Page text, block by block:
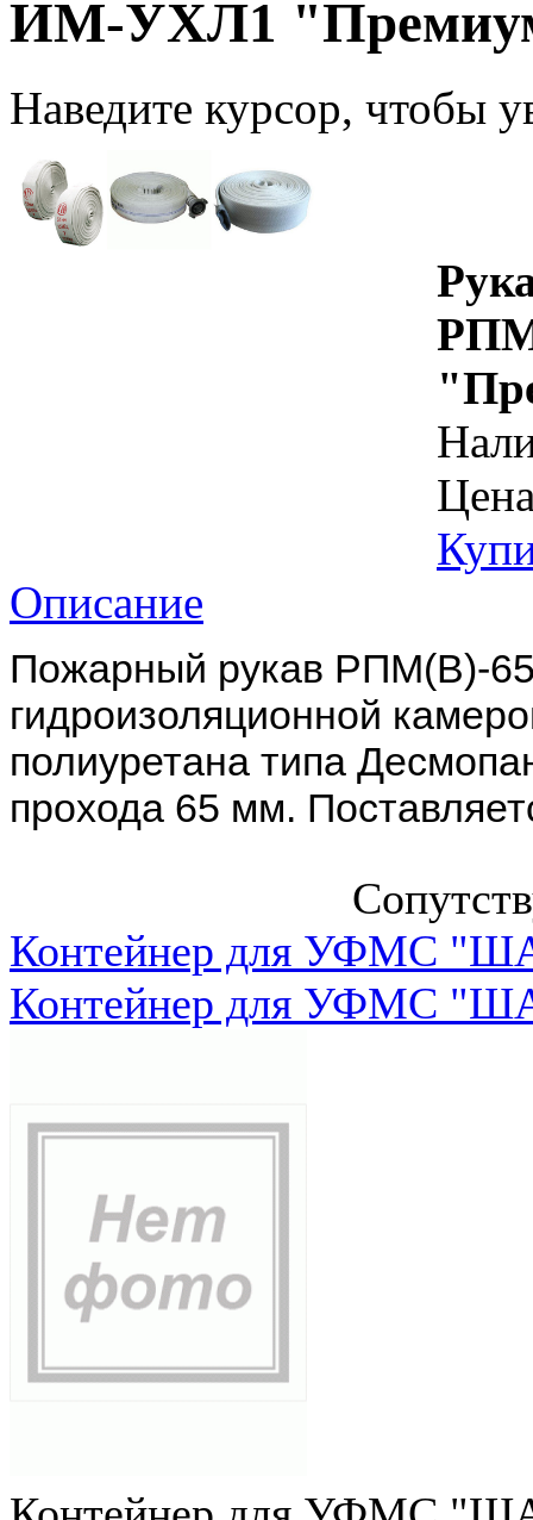
ИМ-УХЛ1
Наведите курсор, чтобы
Описание
Пожарный рукав РПМ(В)-
гидроизоляционной
полиуретана типа
прохода 65 мм.
Контейнер для УФМС
Контейнер для УФМС